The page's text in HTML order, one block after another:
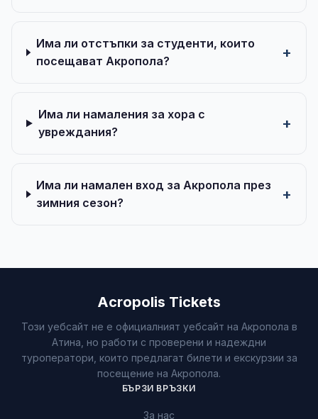
Има ли отстъпки за студенти, които
посещават Акропола?
Има ли намаления за хора с
увреждания?
Има ли намален вход за Акропола през
зимния сезон?
Acropolis Tickets
Този уебсайт не е официалният уебсайт на Акропола в
Атина, но работи с проверени и надеждни
туроператори, които предлагат билети и екскурзии за
посещение на Акропола.
БЪРЗИ ВРЪЗКИ
За нас